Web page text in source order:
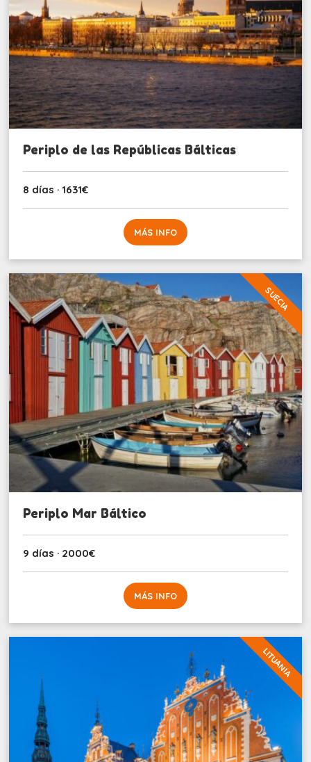
Periplo de las Repúblicas Bálticas
8 días · 1631€
MÁS INFO
SUECIA
Periplo Mar Báltico
9 días · 2000€
MÁS INFO
LITUANIA